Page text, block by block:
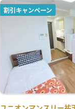
割引キャンペーン